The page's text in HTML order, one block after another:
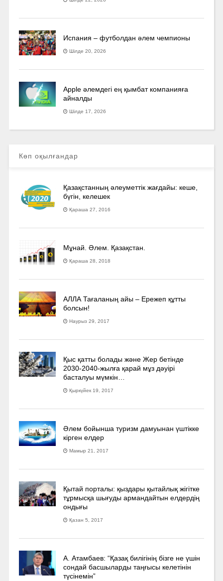
Испания – футболдан әлем чемпионы
Шілде 20, 2026
Apple әлемдегі ең қымбат компанияға
айналды
Шілде 17, 2026
Көп оқылғандар
Қазақстанның әлеуметтік жағдайы: кеше,
бүгін, келешек
Қараша 27, 2016
Мұнай. Әлем. Қазақстан.
Қараша 28, 2018
АЛЛА Тағаланың айы – Ережеп құтты
болсын!
Наурыз 29, 2017
Қыс қатты болады және Жер бетінде
2030-2040­-жылға қарай мұз дәуірі
басталуы мүмкін…
Қыркүйек 19, 2017
Әлем бойынша туризм дамуынан үштікке
кірген елдер
Мамыр 21, 2017
Қытай порталы: қыздары қытайлық жігітке
тұрмысқа шығуды армандайтын елдердің
ондығы
Қазан 5, 2017
А. Атамбаев: “Қазақ билігінің бізге не үшін
сондай басшыларды таңғысы келетінін
түсінемін”